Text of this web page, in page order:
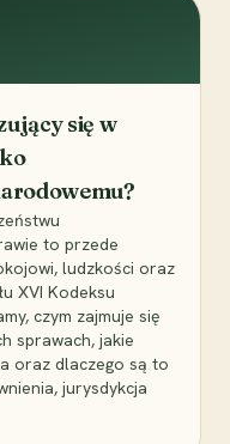
się w
to przede
ludzkości oraz
XVI Kodeksu
czym zajmuje się
sprawach, jakie
oraz dlaczego są to
jurysdykcja